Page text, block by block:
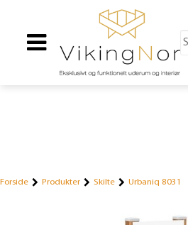
Forside Produkter Skilte Urbaniq 8031